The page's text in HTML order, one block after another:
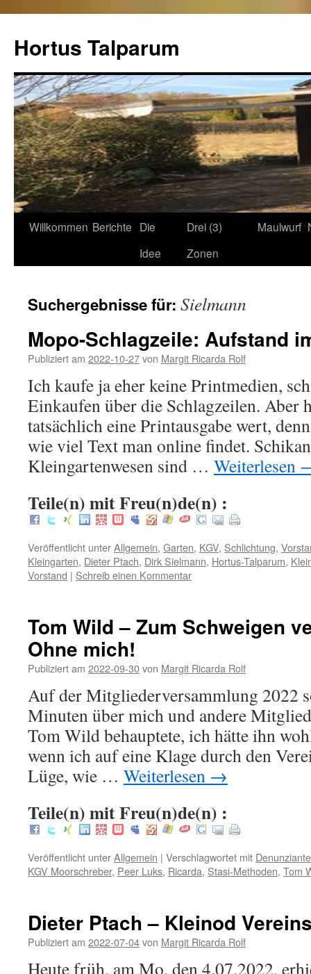
Hortus Talparum
Zum
Willkommen Berichte Die
Idee
Drei (3)
Zonen
Maulwurf
Suchergebnisse für: Sielmann
Mopo-Schlagzeile: Aufstand
Publiziert am 2022-10-27von Margit Ricarda Rolf
Ich kaufe ja eher keine Printmedien,
Einkaufen über die Schlagzeilen. Aber
tatsächlich eine Printausgabe wert,
wie viel Text man online findet.
Kleingartenwesen sind … Weiterlesen
Teile(n) mit Freu(n)de(n) :
Veröffentlicht unterAllgemein, Garten, KGV, Schlichtung,
Kleingarten, Dieter Ptach, Dirk Sielmann, Hortus-Talparum,
Vorstand | Schreib einen Kommentar
Tom Wild – Zum Schweigen
Ohne mich!
Publiziert am 2022-09-30von Margit Ricarda Rolf
Auf der Mitgliederversammlung 2022
Minuten über mich und andere
Tom Wild behauptete, ich hätte ihn
wenn ich auf eine Klage durch den
Lüge, wie … Weiterlesen →
Teile(n) mit Freu(n)de(n) :
Veröffentlicht unterAllgemein | Verschlagwortet mit
KGV Moorschreber, Peer Luks, Ricarda, Stasi-Methoden, Tom
Dieter Ptach – Kleinod
Publiziert am 2022-07-04von Margit Ricarda Rolf
Heute früh, am Mo. den 4.07.2022,